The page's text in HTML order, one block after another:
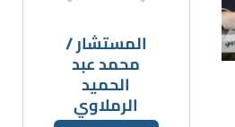
المستشار /
محمد عبد
الحميد
الرملاوي